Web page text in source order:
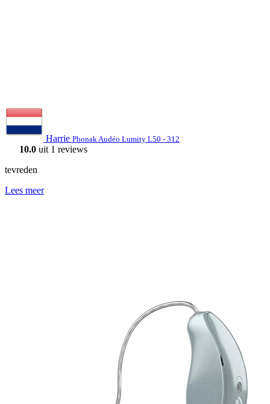
Harrie Phonak Audéo Lumity L50 - 312
10.0 uit 1 reviews
tevreden
Lees meer